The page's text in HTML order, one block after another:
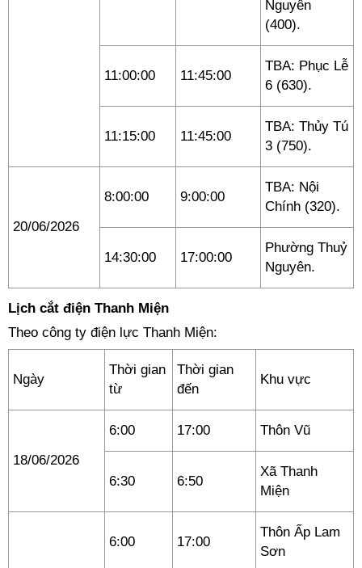
Nguyên
(400).
11:00:00 11:45:00
TBA: Phục Lễ
6 (630).
11:15:00 11:45:00
TBA: Thủy Tú
3 (750).
20/06/2026
8:00:00 9:00:00
TBA: Nội
Chính (320).
14:30:00 17:00:00
Phường Thuỷ
Nguyên.
Lịch cắt điện Thanh Miện
Theo công ty điện lực Thanh Miện:
Ngày
Thời gian
từ
Thời gian
đến
Khu vực
18/06/2026
6:00 17:00 Thôn Vũ
6:30 6:50
Xã Thanh
Miện
6:00 17:00
Thôn Ấp Lam
Sơn